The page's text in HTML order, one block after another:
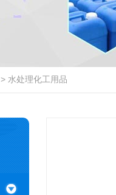
> 水处理化工用品